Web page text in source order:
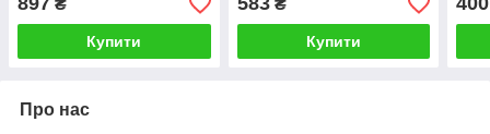
(Польща)
₴
Купити
(Польща)
₴
Купити
Про нас